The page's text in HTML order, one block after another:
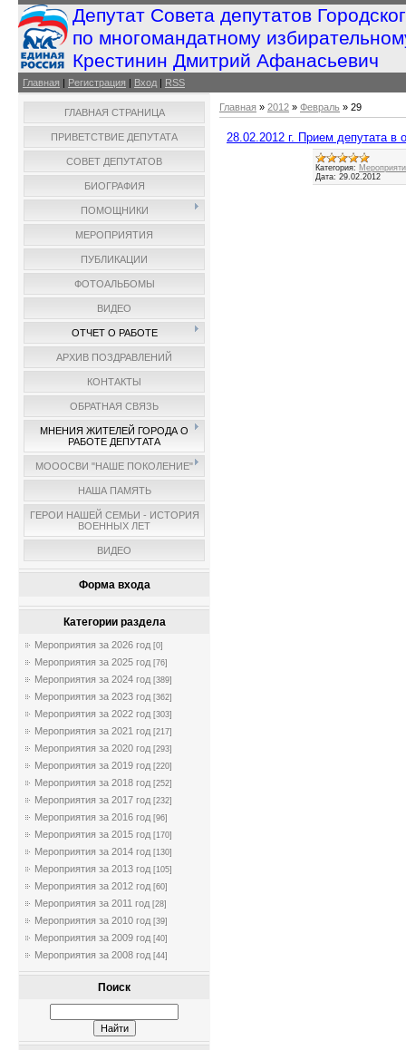
Депутат Совета депутатов
по многомандатному
Крестинин Дмитрий Афанасьевич
Главная | Регистрация | Вход | RSS
ГЛАВНАЯ СТРАНИЦА
ПРИВЕТСТВИЕ ДЕПУТАТА
СОВЕТ ДЕПУТАТОВ
БИОГРАФИЯ
ПОМОЩНИКИ
МЕРОПРИЯТИЯ
ПУБЛИКАЦИИ
ФОТОАЛЬБОМЫ
ВИДЕО
ОТЧЕТ О РАБОТЕ
АРХИВ ПОЗДРАВЛЕНИЙ
КОНТАКТЫ
ОБРАТНАЯ СВЯЗЬ
МНЕНИЯ ЖИТЕЛЕЙ ГОРОДА О
РАБОТЕ ДЕПУТАТА
МОООСВИ "НАШЕ ПОКОЛЕНИЕ"
НАША ПАМЯТЬ
ГЕРОИ НАШЕЙ СЕМЬИ - ИСТОРИЯ
ВОЕННЫХ ЛЕТ
ВИДЕО
Форма входа
Категории раздела
Мероприятия за 2026 год [0]
Мероприятия за 2025 год [76]
Мероприятия за 2024 год [389]
Мероприятия за 2023 год [362]
Мероприятия за 2022 год [303]
Мероприятия за 2021 год [217]
Мероприятия за 2020 год [293]
Мероприятия за 2019 год [220]
Мероприятия за 2018 год [252]
Мероприятия за 2017 год [232]
Мероприятия за 2016 год [96]
Мероприятия за 2015 год [170]
Мероприятия за 2014 год [130]
Мероприятия за 2013 год [105]
Мероприятия за 2012 год [60]
Мероприятия за 2011 год [28]
Мероприятия за 2010 год [39]
Мероприятия за 2009 год [40]
Мероприятия за 2008 год [44]
Поиск
Главная » 2012 » Февраль » 29
28.02.2012 г. Прием депутата в
Категория:
Дата: 29.02.2012